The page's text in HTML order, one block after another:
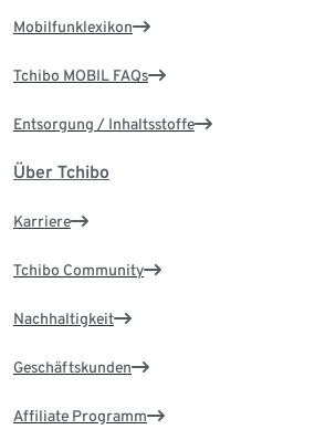
Mobilfunklexikon
Tchibo MOBIL FAQs
Entsorgung / Inhaltsstoffe
Über Tchibo
Karriere
Tchibo Community
Nachhaltigkeit
Geschäftskunden
Affiliate Programm